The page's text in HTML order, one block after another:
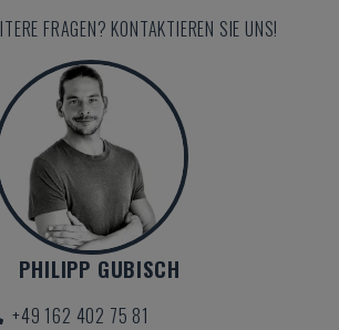
FRAGEN? KONTAKTIEREN SIE UNS!
PHILIPP GUBISCH
+49 162 402 75 81